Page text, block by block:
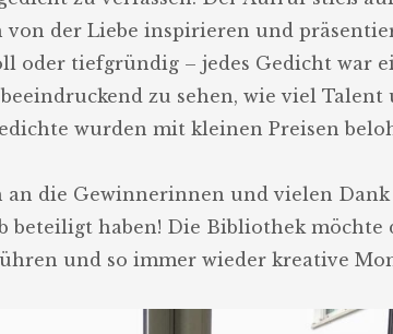
der Liebe inspirieren und
oder tiefgründig – jedes Gedicht war
beeindruckend zu sehen, wie viel
wurden mit kleinen Preisen
die Gewinnerinnen und vielen Dank
beteiligt haben! Die Bibliothek
und so immer wieder kreative